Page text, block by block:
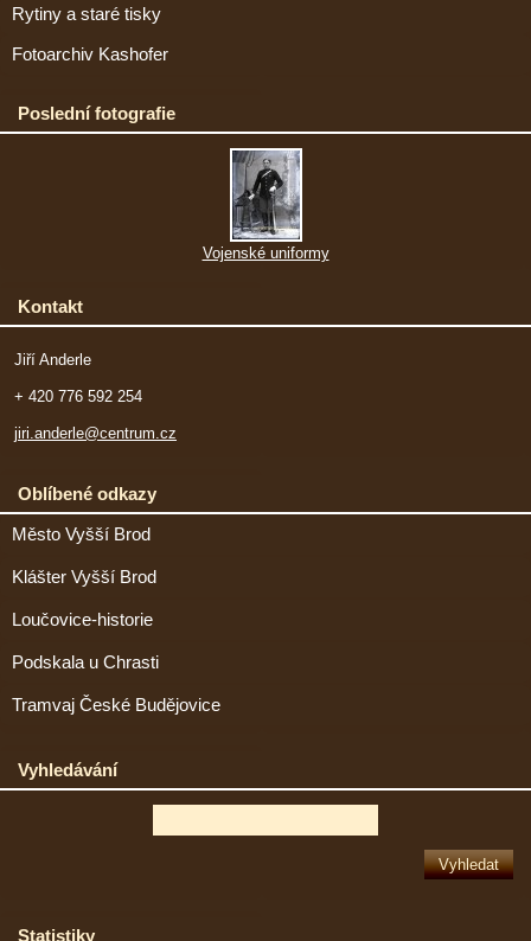
Rytiny a staré tisky
Fotoarchiv Kashofer
Poslední fotografie
Vojenské uniformy
Kontakt
Jiří Anderle
+ 420 776 592 254
jiri.anderle@centrum.cz
Oblíbené odkazy
Město Vyšší Brod
Klášter Vyšší Brod
Loučovice-historie
Podskala u Chrasti
Tramvaj České Budějovice
Vyhledávání
Statistiky